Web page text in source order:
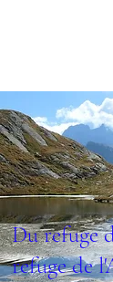
Du refuge
refuge de